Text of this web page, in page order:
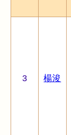
3 楊浚